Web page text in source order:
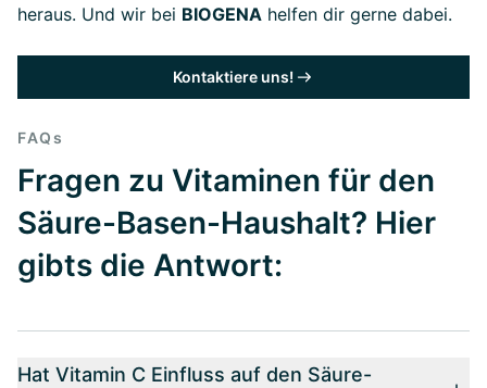
heraus. Und wir bei BIOGENA helfen dir gerne dabei.
Kontaktiere uns!
FAQs
Fragen zu Vitaminen für den
Säure-Basen-Haushalt? Hier
gibts die Antwort:
Hat Vitamin C Einfluss auf den Säure-